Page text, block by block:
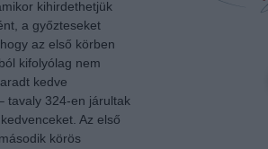
kihirdethetjük
a győzteseket
az első körben
kifolyólag nem
kedve
tavaly 324-en járultak
Az első
körös